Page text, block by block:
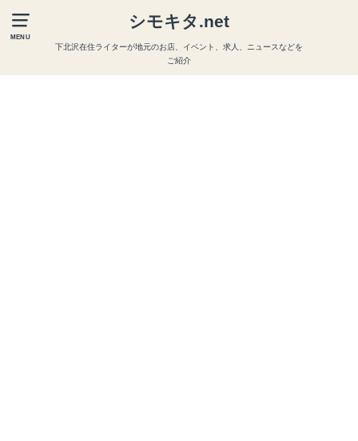
MENU
シモキタ.net
下北沢在住ライターが地元のお店、イベント、求人、ニュースなどを
ご紹介